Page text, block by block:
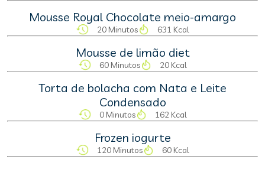
Mousse Royal Chocolate meio-amargo
20 Minutos 631 Kcal
Mousse de limão diet
60 Minutos 20 Kcal
Torta de bolacha com Nata e Leite
Condensado
0 Minutos 162 Kcal
Frozen iogurte
120 Minutos 60 Kcal